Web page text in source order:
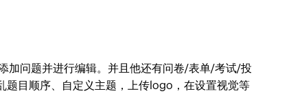
加问题并进行编辑。并且他还有问卷/表单/考试/投
题目顺序、自定义主题，上传logo，在设置视觉等